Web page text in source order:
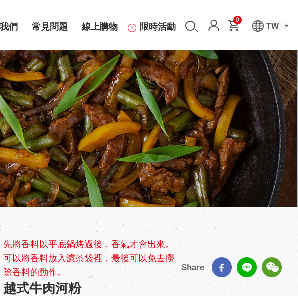
們 常見問題 線上購物 限時活動 TW
0
先將香料以平底鍋烤過後，香氣才會出來。
可以將香料放入濾茶袋裡，最後可以免去撈
除香料的動作。
越式牛肉河粉
Share